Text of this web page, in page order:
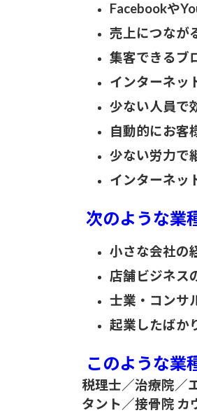
Facebookや
売上につなが
集客できるブ
インターネッ
少ない人員で
自動的にお客
少ない労力で
インターネッ
次のような業
小さな会社の
店舗ビジネス
士業・コンサ
起業したばか
このような業
税理士／治療院／
タント／接骨院 カ